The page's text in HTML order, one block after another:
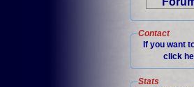
Contact
If you want
click
Stats